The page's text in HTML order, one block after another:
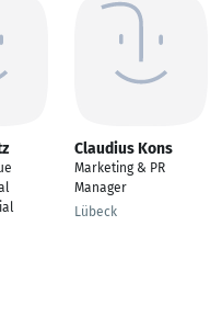
Claudius Kons
Marketing & PR
Manager
Lübeck